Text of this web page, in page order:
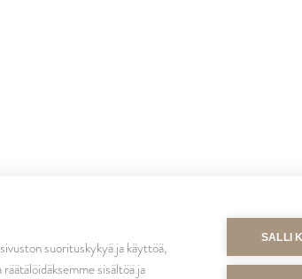
SEURAA MEITÄ
suorituskykyä ja käyttöä,
sisältöä ja
SALLI